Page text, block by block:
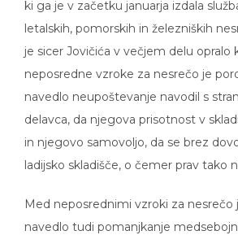
ki ga je v začetku januarja izdala
letalskih, pomorskih in železniških
je sicer Jovičića v večjem delu opralo
neposredne vzroke za nesrečo je
navedlo neupoštevanje navodil s
delavca, da njegova prisotnost v
in njegovo samovoljo, da se brez
ladijsko skladišče, o čemer prav tako
Med neposrednimi vzroki za nesrečo
navedlo tudi pomanjkanje